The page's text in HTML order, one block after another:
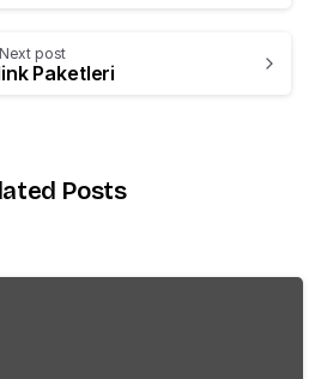
Next post
Paketleri
Posts